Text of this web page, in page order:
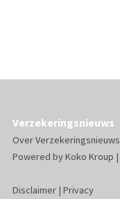
Verzekeringsnieuws
Over Verzekeringsnieuws
Powered byKoko Kroup |
Disclaimer| Privacy